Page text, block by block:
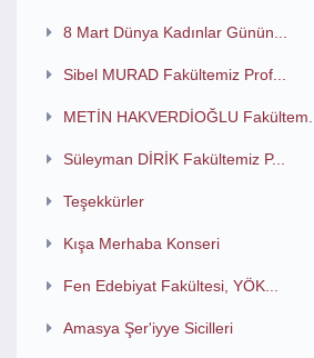
8 Mart Dünya Kadınlar Günün...
Sibel MURAD Fakültemiz Prof...
METİN HAKVERDİOĞLU Fakültem...
Süleyman DİRİK Fakültemiz P...
Teşekkürler
Kışa Merhaba Konseri
Fen Edebiyat Fakültesi, YÖK...
Amasya Şer'iyye Sicilleri